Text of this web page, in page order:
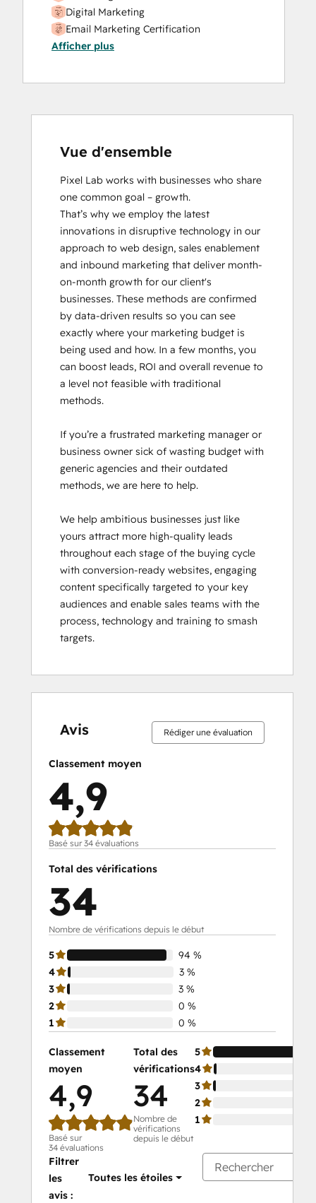
Digital Marketing
Email Marketing Certification
Frictionless Sales
HubSpot Email Marketing Software
HubSpot Marketing Hub Software
HubSpot Reporting
Certification
HubSpot Solutions Partner
Inbound
Inbound Marketing
Inbound Marketing Optimization
Inbound Sales
Objectives-Based Onboarding
Platform Consulting
Revenue Operations
Sales Enablement
Salesforce Integration Certification
SEO
Service Hub Software
Social Media Marketing Certification
Afficher plus
Vue d'ensemble
Pixel Lab works with businesses who share
one common goal – growth.
That’s why we employ the latest
innovations in disruptive technology in our
approach to web design, sales enablement
and inbound marketing that deliver month-
on-month growth for our client's
businesses. These methods are confirmed
by data-driven results so you can see
exactly where your marketing budget is
being used and how. In a few months, you
can boost leads, ROI and overall revenue to
a level not feasible with traditional
methods.
If you’re a frustrated marketing manager or
business owner sick of wasting budget with
generic agencies and their outdated
methods, we are here to help.
We help ambitious businesses just like
yours attract more high-quality leads
throughout each stage of the buying cycle
with conversion-ready websites, engaging
content specifically targeted to your key
audiences and enable sales teams with the
process, technology and training to smash
targets.
Avis Rédiger une évaluation
Classement moyen
4,9
Basé sur 34 évaluations
Total des vérifications
34
Nombre de vérifications depuis le début
5
94 %
4
3 %
3
3 %
2
0 %
1
0 %
Classement
moyen
4,9
Basé sur
34 évaluations
Total des
vérifications
34
Nombre de
vérifications
depuis le début
5
4
3
2
1
Filtrer
les
avis :
Toutes les étoiles